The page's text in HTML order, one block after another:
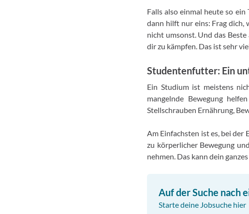
Falls also einmal heute so
dann hilft nur eins: Frag dich,
nicht umsonst. Und das
dir zu kämpfen. Das ist sehr
Studentenfutter: Ein
Ein Studium ist meistens
mangelnde Bewegung
Stellschrauben Ernährung,
Am Einfachsten ist es, bei der
zu körperlicher Bewegung
nehmen. Das kann dein
Auf der Suche nach
Starte deine Jobsuche hier